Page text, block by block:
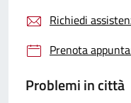
Richiedi
Prenota
Problemi in città